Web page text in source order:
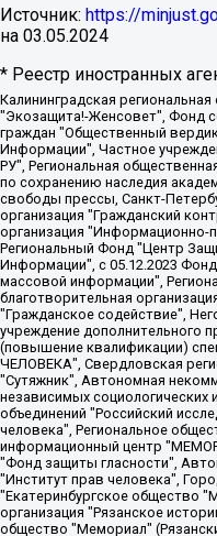
Источник: https://
на 03.05.2024
* Реестр иностранных
Калининградская региональная общественная организация "Экозащита!-Женсовет", Фонд содействия защите прав и свобод граждан "Общественный вердикт", Фонд "Институт Развития Свободы Информации", Частное учреждение "Информационное агентство МЕМО. РУ", Региональная общественная организация "Общественная комиссия по сохранению наследия академика Сахарова", Фонд поддержки свободы прессы, Санкт-Петербургская общественная правозащитная организация "Гражданский контроль", Межрегиональная общественная организация "Информационно-просветительский центр "Мемориал", Региональный Фонд "Центр Защиты Прав Средств Массовой Информации", с 05.12.2023 Фонд "Центр Защиты Прав Средств массовой информации", Региональная общественная благотворительная организация помощи беженцам и мигрантам "Гражданское содействие", Негосударственное образовательное учреждение дополнительного профессионального образования (повышение квалификации) специалистов "АКАДЕМИЯ ПО ПРАВАМ ЧЕЛОВЕКА", Свердловская региональная общественная организация "Сутяжник", Автономная некоммерческая организация "Центр независимых социологических исследований", Союз общественных объединений "Российский исследовательский центр по правам человека", Региональное общественное учреждение научно-информационный центр "МЕМОРИАЛ", Некоммерческая организация "Фонд защиты гласности", Автономная некоммерческая организация "Институт прав человека", Городская общественная организация "Екатеринбургское общество "МЕМОРИАЛ", Городская общественная организация "Рязанское историко-просветительское и правозащитное общество "Мемориал" (Рязанский Мемориал), Челябинский региональный орган общественной самодеятельности – женское общественное объединение "Женщины Евразии", Челябинский региональный орган общественной самодеятельности "Уральская правозащитная группа", Фонд содействия защите здоровья и социальной справедливости имени Андрея Рылькова, Автономная Некоммерческая Организация "Аналитический Центр Юрия Левады", Автономная некоммерческая организация социальной поддержки населения "Проект Апрель", Региональная общественная организация помощи женщинам и детям, находящимся в кризисной ситуации "Информационно-методический центр "Анна", Фонд содействия развитию массовых коммуникаций и правовому просвещению "Так-так-Так", Фонд содействия устойчивому развитию "Серебряная тайга", Свердловский региональный общественный фонд социальных проектов "Новое время", "Idel.Реалии", Кавказ.Реалии, Крым.Реалии, Телеканал Настоящее Время, Татаро-башкирская служба Радио Свобода (Azatliq Radiosi), Радио Свободная Европа/Радио Свобода (PCE/PC), "Сибирь.Реалии", "Фактограф", Благотворительный фонд помощи осужденным и их семьям, Автономная некоммерческая организация "Институт глобализации и социальных движений", Фонд "В защиту прав заключенных", Частное учреждение "Центр поддержки и содействия развитию средств массовой информации", Пензенский региональный общественный благотворительный фонд "Гражданский союз", "Север.Реалии", Некоммерческая организация Фонд "Правовая инициатива", Общество с ограниченной ответственностью "Радио Свободная Европа/Радио Свобода", Чешское информационное агентство "MEDIUM-ORIENT", Красноярская региональная общественная организация "Мы против СПИДа", Камалягин Денис Николаевич, Маркелов Сергей Евгеньевич, Пономарев Лев Александрович, Савицкая Людмила Алексеевна, Автономная некоммерческая организация "Центр по работе с проблемой насилия "НАСИЛИЮ.НЕТ", Межрегиональный профессиональный союз работников здравоохранения "Альянс врачей", Юридическое лицо, зарегистрированное в Латвийской Республике, SIA "Medusa Project" (регистрационный номер 40103797863, дата регистрации 10.06.2014), Некоммерческая организация "Фонд по борьбе с коррупцией", Автономная некоммерческая организация "Институт права и публичной политики", Баданин Роман Сергеевич, Гликин Максим Александрович, Железнова Мария Михайловна, Лукьянова Юлия Сергеевна, Маетная Елизавета Витальевна, Маняхин Петр Борисович, Чуракова Ольга Владимировна, Ярош Юлия Петровна, Юридическое лицо "The Insider SIA", зарегистрированное в Риге, Латвийская Республика (дата регистрации 26.06.2015), являющееся администратором доменного имени интернет-издания "The Insider SIA", https://theins.ru, Постернак Алексей Евгеньевич, Рубин Михаил Аркадьевич, Анин Роман Александрович, Юридическое лицо Istories fonds, зарегистрированное в Латвийской Республике (регистрационный номер 50008295751, дата регистрации 24.02.2020), Великовский Дмитрий Александрович, Долинина Ирина Николаевна, Мароховская Алеся Алексеевна, Шлейнов Роман Юрьевич, Шмагун Олеся Валентиновна, Общество с ограниченной ответственностью "Альтаир 2021", Общество с ограниченной ответственностью "Вега 2021", Общество с ограниченной ответственностью "Главный редактор 2021", Общество с ограниченной ответственностью "Ромашки монолит", Важенков Артем Валерьевич, Ивановская областная общественная организация "Центр гендерных исследований", Гурман Юрий Альбертович, Медиапроект "ОВД-Инфо", Егоров Владимир Владимирович, Жилинский Владимир Александрович, Общество с ограниченной ответственностью "ЗП", Иванова София Юрьевна, Карезина Инна Павловна, Кильтау Екатерина Викторовна, Петров Алексей Викторович, Пискунов Сергей Евгеньевич, Смирнов Сергей Сергеевич, Тихонов Михаил